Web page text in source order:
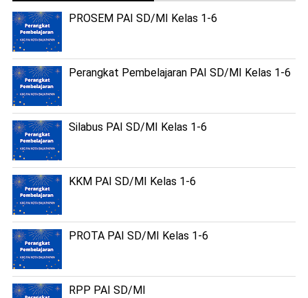
PROSEM PAI SD/MI Kelas 1-6
Perangkat Pembelajaran PAI SD/MI Kelas 1-6
Silabus PAI SD/MI Kelas 1-6
KKM PAI SD/MI Kelas 1-6
PROTA PAI SD/MI Kelas 1-6
RPP PAI SD/MI